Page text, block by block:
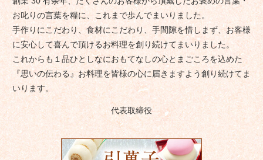
お叱りの言葉を糧に、これまで歩んでまいりました。
手作りにこだわり、食材にこだわり、手間隙を惜しまず、お客様
に安心して喜んで頂けるお料理を創り続けてまいりました。
これからも１品ひとしなにおもてなしの心とまごころを込めた
『思いの伝わる』お料理を皆様の心に届きますよう創り続けてま
いります。
代表取締役